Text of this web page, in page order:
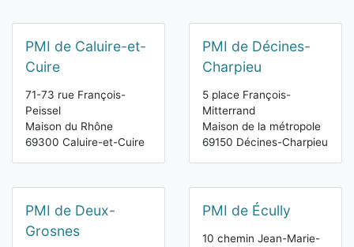
PMI de Caluire-et-
Cuire
71-73 rue François-
Peissel
Maison du Rhône
69300 Caluire-et-Cuire
PMI de Décines-
Charpieu
5 place François-
Mitterrand
Maison de la métropole
69150 Décines-Charpieu
PMI de Deux-
Grosnes
PMI de Écully
10 chemin Jean-Marie-